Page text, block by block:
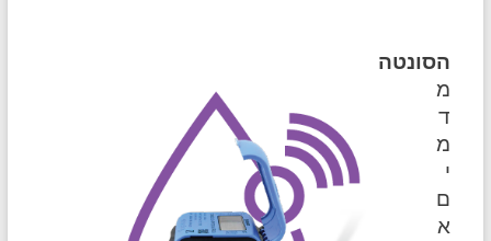
הסונטה
מ
ד
מ
י
ם
א